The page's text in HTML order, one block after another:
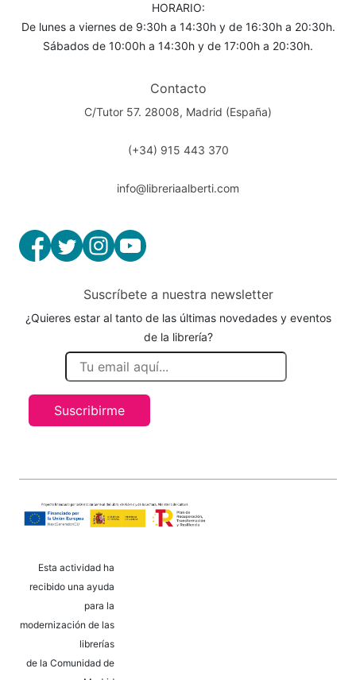
HORARIO:
De lunes a viernes de 9:30h a 14:30h y de 16:30h a 20:30h.
Sábados de 10:00h a 14:30h y de 17:00h a 20:30h.
Contacto
C/Tutor 57. 28008, Madrid (España)
(+34) 915 443 370
info@libreriaalberti.com
Suscríbete a nuestra newsletter
¿Quieres estar al tanto de las últimas novedades y eventos
de la librería?
Suscribirme
Esta actividad ha
recibido una ayuda
para la
modernización de las
librerías
de la Comunidad de